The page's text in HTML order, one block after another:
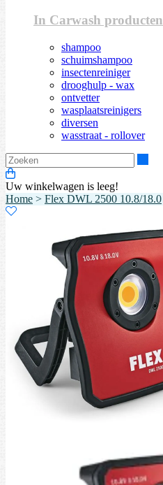
In Carwash producten
shampoo
schuimshampoo
insectenreiniger
drooghulp - wax
ontvetter
wasplaatsreinigers
diversen
wasstraat - rollover
Uw winkelwagen is leeg!
Home > Flex DWL 2500 10.8/18.0